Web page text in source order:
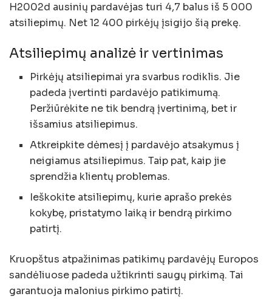
H2002d ausinių pardavėjas turi 4,7 balus iš 5 000
atsiliepimų. Net 12 400 pirkėjų įsigijo šią prekę.
Atsiliepimų analizė ir vertinimas
Pirkėjų atsiliepimai yra svarbus rodiklis. Jie
padeda įvertinti pardavėjo patikimumą.
Peržiūrėkite ne tik bendrą įvertinimą, bet ir
išsamius atsiliepimus.
Atkreipkite dėmesį į pardavėjo atsakymus į
neigiamus atsiliepimus. Taip pat, kaip jie
sprendžia klientų problemas.
Ieškokite atsiliepimų, kurie aprašo prekės
kokybę, pristatymo laiką ir bendrą pirkimo
patirtį.
Kruopštus atpažinimas patikimų pardavėjų Europos
sandėliuose padeda užtikrinti saugų pirkimą. Tai
garantuoja malonius pirkimo patirtį.